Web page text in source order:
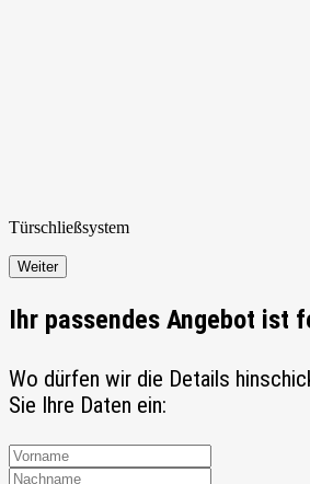
Türschließsystem
Weiter
Ihr passendes Angebot ist
Wo dürfen wir die Details
Sie Ihre Daten ein: